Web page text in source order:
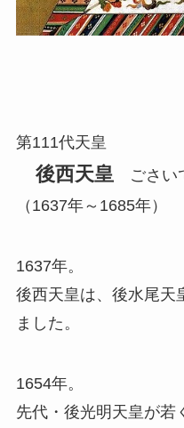
第111代天皇
後西天皇 ごさい
（1637年～1685年）
1637年。
後西天皇は、後水尾天
ました。
1654年。
先代・後光明天皇が若